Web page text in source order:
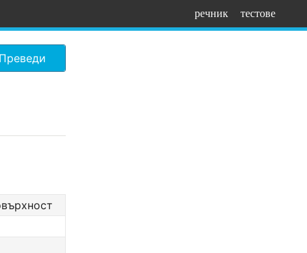
речник тестове
Преведи